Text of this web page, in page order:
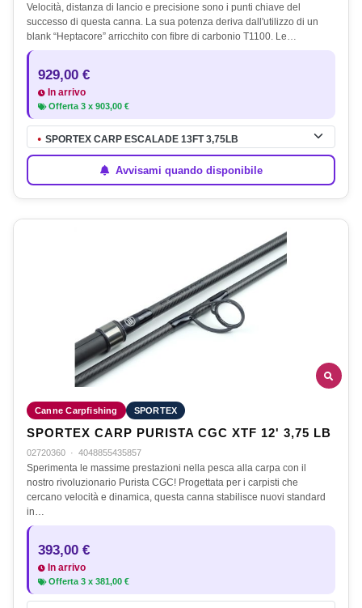
Velocità, distanza di lancio e precisione sono i punti chiave del
successo di questa canna. La sua potenza deriva dall'utilizzo di un
blank “Heptacore” arricchito con fibre di carbonio T1100. Le…
929,00 €
In arrivo
Offerta 3 x 903,00 €
● SPORTEX CARP ESCALADE 13FT 3,75LB
Avvisami quando disponibile
Canne Carpfishing SPORTEX
SPORTEX CARP PURISTA CGC XTF 12' 3,75 LB
02720360 · 4048855435857
Sperimenta le massime prestazioni nella pesca alla carpa con il
nostro rivoluzionario Purista CGC! Progettata per i carpisti che
cercano velocità e dinamica, questa canna stabilisce nuovi standard
in…
393,00 €
In arrivo
Offerta 3 x 381,00 €